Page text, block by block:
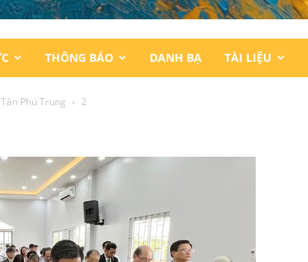
THÔNG BÁO DANH BẠ TÀI LIỆU
Phú Trung 2